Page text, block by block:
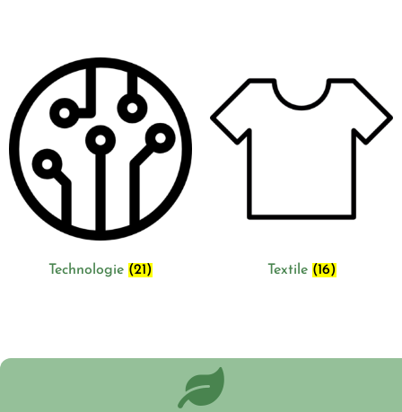
Technologie (21) Textile (16)